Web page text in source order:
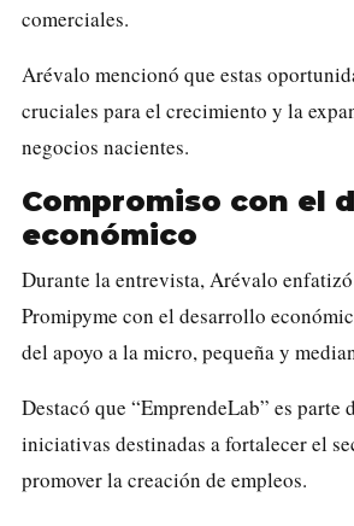
comerciales.
Arévalo mencionó que estas
cruciales para el crecimiento y la
negocios nacientes.
Compromiso con el
económico
Durante la entrevista, Arévalo
Promipyme con el desarrollo
del apoyo a la micro, pequeña y
Destacó que “EmprendeLab” es parte
iniciativas destinadas a fortalecer el
promover la creación de empleos.